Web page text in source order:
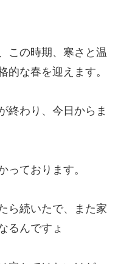
この時期、寒さと温
的な春を迎えます。
終わり、今日からま
っております。
ら続いたで、また家
るんですょ